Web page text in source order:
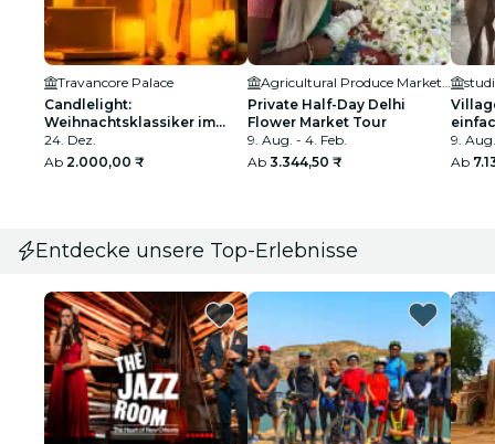
Travancore Palace
Candlelight:
Weihnachtsklassiker im
Travancore Palace
24. Dez.
Ab 2.000,00 ₹
Private Half-Day Delhi
Flower Market Tour
9. Aug. - 4. Feb.
Ab 3.344,50 ₹
9.
Ab
Entdecke unsere Top-Erlebnisse